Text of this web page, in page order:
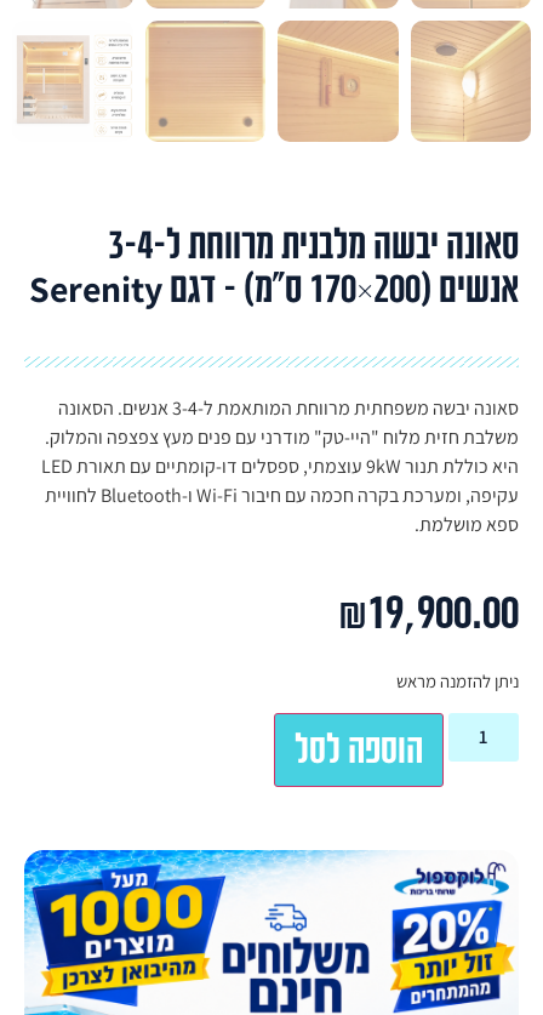
סאונה יבשה מלבנית מרווחת ל-3-4
אנשים (200×170 ס"מ) – דגם Serenity
סאונה יבשה משפחתית מרווחת המותאמת ל-3-4 אנשים. הסאונה
משלבת חזית מלוח "היי-טק" מודרני עם פנים מעץ צפצפה והמלוק.
היא כוללת תנור 9kW עוצמתי, ספסלים דו-קומתיים עם תאורת LED
עקיפה, ומערכת בקרה חכמה עם חיבור Wi-Fi ו-Bluetooth לחוויית
ספא מושלמת.
₪19,900.00
ניתן להזמנה מראש
הוספה לסל